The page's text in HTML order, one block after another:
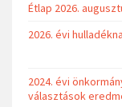
Étlap 2026.
2026. évi
2024. évi
választások